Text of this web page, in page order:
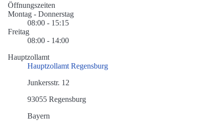
Öffnungszeiten
Montag - Donnerstag
08:00 - 15:15
Freitag
08:00 - 14:00
Hauptzollamt
Hauptzollamt Regensburg
Junkersstr. 12
93055 Regensburg
Bayern